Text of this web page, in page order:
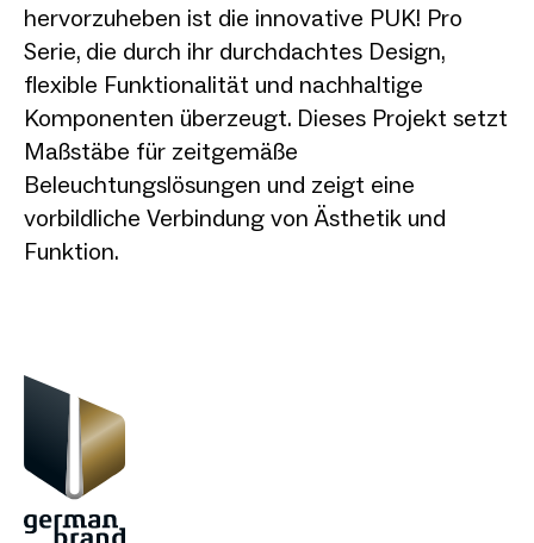
hervorzuheben ist die innovative PUK! Pro
Serie, die durch ihr durchdachtes Design,
flexible Funktionalität und nachhaltige
Komponenten überzeugt. Dieses Projekt setzt
Maßstäbe für zeitgemäße
Beleuchtungslösungen und zeigt eine
vorbildliche Verbindung von Ästhetik und
Funktion.